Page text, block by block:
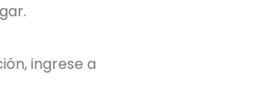
ingrese a